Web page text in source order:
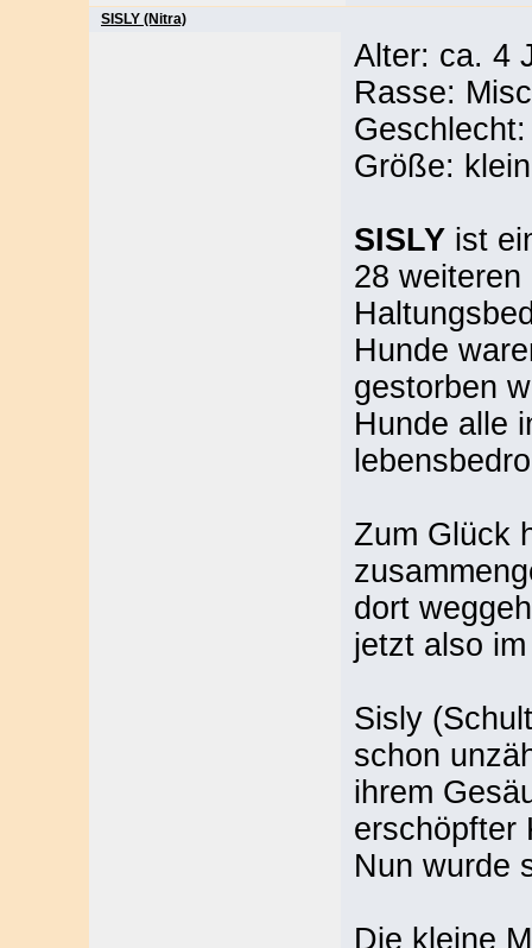
SISLY (Nitra)
Alter: ca. 4
Rasse:
Größe: klein
SISLY ist
28
Hunde
gestorben
Hunde alle
Zum Glück
dort
jetzt also
Sisly
schon
ihrem
erschöpfter
Nun wurde
Die kleine